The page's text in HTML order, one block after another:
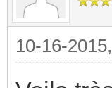
10-16-